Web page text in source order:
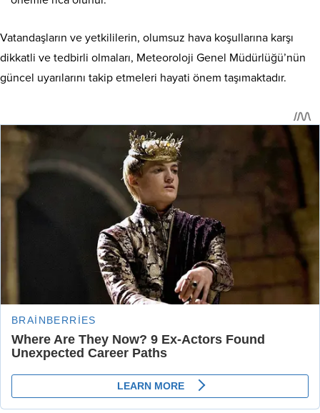
Vatandaşların ve yetkililerin, olumsuz hava koşullarına karşı
dikkatli ve tedbirli olmaları, Meteoroloji Genel Müdürlüğü’nün
güncel uyarılarını takip etmeleri hayati önem taşımaktadır.